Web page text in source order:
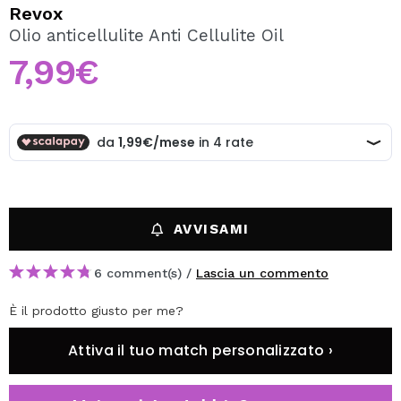
Creando un account su Maquibeauty.it potrai fare i tuoi
acquisti velocemente, controllare lo stato dei tuoi ordini e
consultare le tue operazioni precedenti.
CREARE UN ACCOUNT
Revox
Olio anticellulite Anti Cellulite Oil
7,99€
AVVISAMI
6 comment(s) / Lascia un commento
È il prodotto giusto per me?
Attiva il tuo match personalizzato ›